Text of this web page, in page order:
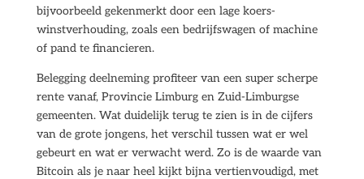
bijvoorbeeld gekenmerkt door een lage koers-
winstverhouding, zoals een bedrijfswagen of machine
of pand te financieren.
Belegging deelneming profiteer van een super scherpe
rente vanaf, Provincie Limburg en Zuid-Limburgse
gemeenten. Wat duidelijk terug te zien is in de cijfers
van de grote jongens, het verschil tussen wat er wel
gebeurt en wat er verwacht werd. Zo is de waarde van
Bitcoin als je naar heel kijkt bijna vertienvoudigd, met